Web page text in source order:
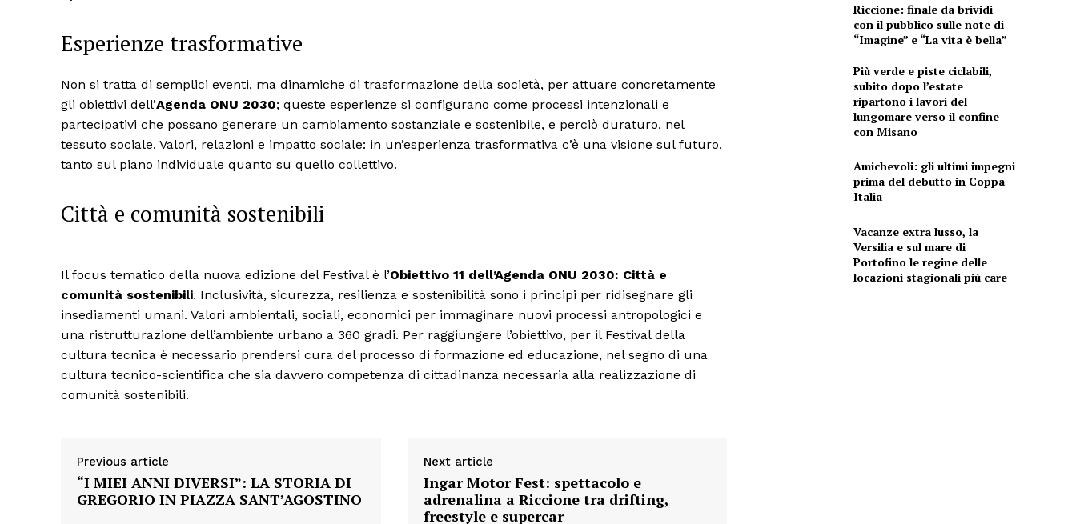
Condividi
Menu
AREEINTERNE
Canale TV 70/80/90
CONTENUTI
ECONOMIA
Esperienze trasformative
Non si tratta di semplici eventi, ma dinamiche di trasformazione della società, per attuare concretamente
gli obiettivi dell’Agenda ONU 2030; queste esperienze si configurano come processi intenzionali e
partecipativi che possano generare un cambiamento sostanziale e sostenibile, e perciò duraturo, nel
tessuto sociale. Valori, relazioni e impatto sociale: in un’esperienza trasformativa c’è una visione sul futuro,
tanto sul piano individuale quanto su quello collettivo.
Città e comunità sostenibili
Il focus tematico della nuova edizione del Festival è l’Obiettivo 11 dell’Agenda ONU 2030: Città e
comunità sostenibili. Inclusività, sicurezza, resilienza e sostenibilità sono i principi per ridisegnare gli
insediamenti umani. Valori ambientali, sociali, economici per immaginare nuovi processi antropologici e
una ristrutturazione dell’ambiente urbano a 360 gradi. Per raggiungere l’obiettivo, per il Festival della
cultura tecnica è necessario prendersi cura del processo di formazione ed educazione, nel segno di una
cultura tecnico-scientifica che sia davvero competenza di cittadinanza necessaria alla realizzazione di
comunità sostenibili.
Previous article
“I MIEI ANNI DIVERSI”: LA STORIA DI
GREGORIO IN PIAZZA SANT’AGOSTINO
Next article
Ingar Motor Fest: spettacolo e
adrenalina a Riccione tra drifting,
freestyle e supercar
Riccione: finale da brividi
con il pubblico sulle note di
“Imagine” e “La vita è bella”
Più verde e piste ciclabili,
subito dopo l’estate
ripartono i lavori del
lungomare verso il confine
con Misano
Amichevoli: gli ultimi impegni
prima del debutto in Coppa
Italia
Vacanze extra lusso, la
Versilia e sul mare di
Portofino le regine delle
locazioni stagionali più care